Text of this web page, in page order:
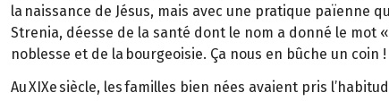
la naissance de Jésus, mais avec une pratique païenne
Strenia, déesse de la santé dont le nom a donné le mot
noblesse et de la bourgeoisie. Ça nous en bûche un coin !
Au XIXe siècle, les familles bien nées avaient pris